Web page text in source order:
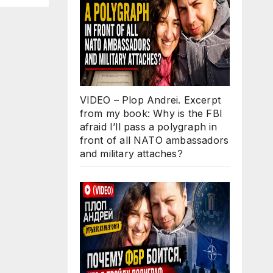
VIDEO – Plop Andrei. Excerpt
from my book: Why is the FBI
afraid I’ll pass a polygraph in
front of all NATO ambassadors
and military attaches?